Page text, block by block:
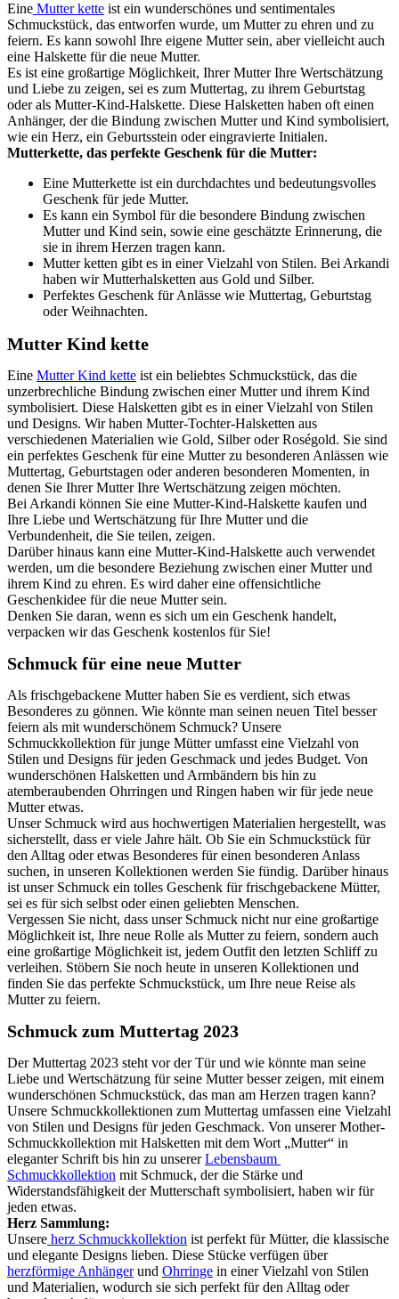
Eine Mutter kette ist ein wunderschönes und sentimentales
Schmuckstück, das entworfen wurde, um Mutter zu ehren und zu
feiern. Es kann sowohl Ihre eigene Mutter sein, aber vielleicht auch
eine Halskette für die neue Mutter.
Es ist eine großartige Möglichkeit, Ihrer Mutter Ihre Wertschätzung
und Liebe zu zeigen, sei es zum Muttertag, zu ihrem Geburtstag
oder als Mutter-Kind-Halskette. Diese Halsketten haben oft einen
Anhänger, der die Bindung zwischen Mutter und Kind symbolisiert,
wie ein Herz, ein Geburtsstein oder eingravierte Initialen.
Mutterkette, das perfekte Geschenk für die Mutter:
Eine Mutterkette ist ein durchdachtes und bedeutungsvolles
Geschenk für jede Mutter.
Es kann ein Symbol für die besondere Bindung zwischen
Mutter und Kind sein, sowie eine geschätzte Erinnerung, die
sie in ihrem Herzen tragen kann.
Mutter ketten gibt es in einer Vielzahl von Stilen. Bei Arkandi
haben wir Mutterhalsketten aus Gold und Silber.
Perfektes Geschenk für Anlässe wie Muttertag, Geburtstag
oder Weihnachten.
Mutter Kind kette
Eine Mutter Kind kette ist ein beliebtes Schmuckstück, das die
unzerbrechliche Bindung zwischen einer Mutter und ihrem Kind
symbolisiert. Diese Halsketten gibt es in einer Vielzahl von Stilen
und Designs. Wir haben Mutter-Tochter-Halsketten aus
verschiedenen Materialien wie Gold, Silber oder Roségold. Sie sind
ein perfektes Geschenk für eine Mutter zu besonderen Anlässen wie
Muttertag, Geburtstagen oder anderen besonderen Momenten, in
denen Sie Ihrer Mutter Ihre Wertschätzung zeigen möchten.
Bei Arkandi können Sie eine Mutter-Kind-Halskette kaufen und
Ihre Liebe und Wertschätzung für Ihre Mutter und die
Verbundenheit, die Sie teilen, zeigen.
Darüber hinaus kann eine Mutter-Kind-Halskette auch verwendet
werden, um die besondere Beziehung zwischen einer Mutter und
ihrem Kind zu ehren. Es wird daher eine offensichtliche
Geschenkidee für die neue Mutter sein.
Denken Sie daran, wenn es sich um ein Geschenk handelt,
verpacken wir das Geschenk kostenlos für Sie!
Schmuck für eine neue Mutter
Als frischgebackene Mutter haben Sie es verdient, sich etwas
Besonderes zu gönnen. Wie könnte man seinen neuen Titel besser
feiern als mit wunderschönem Schmuck? Unsere
Schmuckkollektion für junge Mütter umfasst eine Vielzahl von
Stilen und Designs für jeden Geschmack und jedes Budget. Von
wunderschönen Halsketten und Armbändern bis hin zu
atemberaubenden Ohrringen und Ringen haben wir für jede neue
Mutter etwas.
Unser Schmuck wird aus hochwertigen Materialien hergestellt, was
sicherstellt, dass er viele Jahre hält. Ob Sie ein Schmuckstück für
den Alltag oder etwas Besonderes für einen besonderen Anlass
suchen, in unseren Kollektionen werden Sie fündig. Darüber hinaus
ist unser Schmuck ein tolles Geschenk für frischgebackene Mütter,
sei es für sich selbst oder einen geliebten Menschen.
Vergessen Sie nicht, dass unser Schmuck nicht nur eine großartige
Möglichkeit ist, Ihre neue Rolle als Mutter zu feiern, sondern auch
eine großartige Möglichkeit ist, jedem Outfit den letzten Schliff zu
verleihen. Stöbern Sie noch heute in unseren Kollektionen und
finden Sie das perfekte Schmuckstück, um Ihre neue Reise als
Mutter zu feiern.
Schmuck zum Muttertag 2023
Der Muttertag 2023 steht vor der Tür und wie könnte man seine
Liebe und Wertschätzung für seine Mutter besser zeigen, mit einem
wunderschönen Schmuckstück, das man am Herzen tragen kann?
Unsere Schmuckkollektionen zum Muttertag umfassen eine Vielzahl
von Stilen und Designs für jeden Geschmack. Von unserer Mother-
Schmuckkollektion mit Halsketten mit dem Wort „Mutter“ in
eleganter Schrift bis hin zu unsererLebensbaum
Schmuckkollektion mit Schmuck, der die Stärke und
Widerstandsfähigkeit der Mutterschaft symbolisiert, haben wir für
jeden etwas.
Herz Sammlung:
Unsere herz Schmuckkollektion ist perfekt für Mütter, die klassische
und elegante Designs lieben. Diese Stücke verfügen über
herzförmige Anhängerund Ohrringe in einer Vielzahl von Stilen
und Materialien, wodurch sie sich perfekt für den Alltag oder